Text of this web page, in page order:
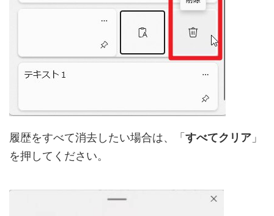
履歴をすべて消去したい場合は、「 すべてクリア 」
を押してください。